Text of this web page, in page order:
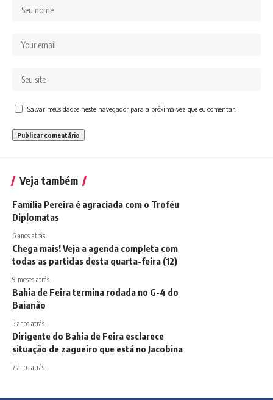
Salvar meus dados neste navegador para a próxima vez que eu comentar.
Veja também
Família Pereira é agraciada com o Troféu
Diplomatas
6 anos atrás
Chega mais! Veja a agenda completa com
todas as partidas desta quarta-feira (12)
9 meses atrás
Bahia de Feira termina rodada no G-4 do
Baianão
5 anos atrás
Dirigente do Bahia de Feira esclarece
situação de zagueiro que está no Jacobina
7 anos atrás